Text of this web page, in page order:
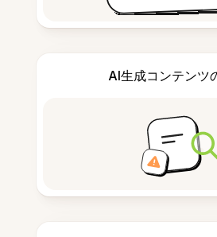
AI生成コンテンツ